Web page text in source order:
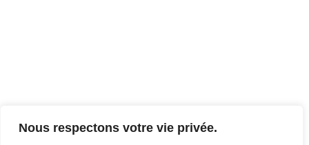
Nous respectons votre vie privée.